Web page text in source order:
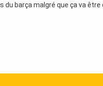
du barça malgré que ça va